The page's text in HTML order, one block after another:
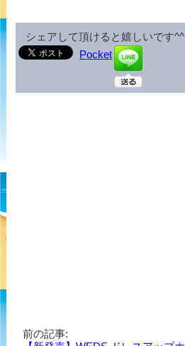
シェアして頂けると嬉しいです^^
Pocket
前の記事: